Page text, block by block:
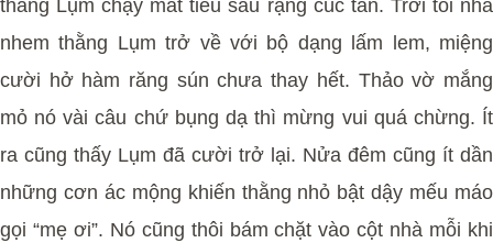
thằng Lụm chạy mất tiêu sau rặng cúc tần. Trời tối nhá
nhem thằng Lụm trở về với bộ dạng lấm lem, miệng
cười hở hàm răng sún chưa thay hết. Thảo vờ mắng
mỏ nó vài câu chứ bụng dạ thì mừng vui quá chừng. Ít
ra cũng thấy Lụm đã cười trở lại. Nửa đêm cũng ít dần
những cơn ác mộng khiến thằng nhỏ bật dậy mếu máo
gọi “mẹ ơi”. Nó cũng thôi bám chặt vào cột nhà mỗi khi